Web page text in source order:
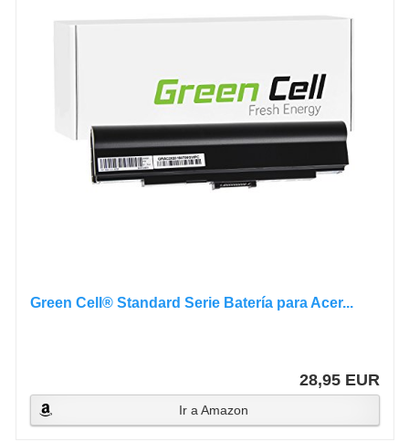
Green Cell® Standard Serie Batería para Acer...
28,95 EUR
Ir a Amazon